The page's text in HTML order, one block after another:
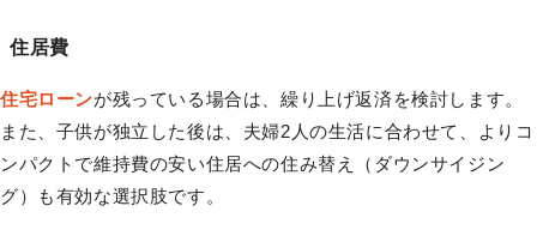
住居費
住宅ローンが残っている場合は、繰り上げ返済を検討します。
また、子供が独立した後は、夫婦2人の生活に合わせて、よりコ
ンパクトで維持費の安い住居への住み替え（ダウンサイジン
グ）も有効な選択肢です。